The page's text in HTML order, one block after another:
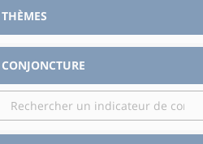
THÈMES
CONJONCTURE